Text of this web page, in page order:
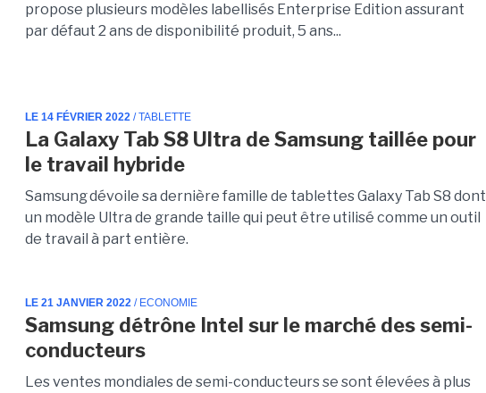
propose plusieurs modèles labellisés Enterprise Edition assurant
par défaut 2 ans de disponibilité produit, 5 ans...
LE 14 FÉVRIER 2022 / TABLETTE
La Galaxy Tab S8 Ultra de Samsung taillée pour
le travail hybride
Samsung dévoile sa dernière famille de tablettes Galaxy Tab S8 dont
un modèle Ultra de grande taille qui peut être utilisé comme un outil
de travail à part entière.
LE 21 JANVIER 2022 / ECONOMIE
Samsung détrône Intel sur le marché des semi-
conducteurs
Les ventes mondiales de semi-conducteurs se sont élevées à plus